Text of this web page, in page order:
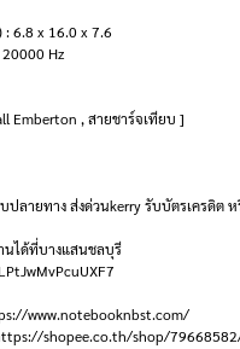
: 6.8 x 16.0 x 7.6
Hz
Emberton , สายชาร์จเทียบ ]
ปลายทาง ส่งด่วนkerry รับบัตรเครดิต
นได้ที่บางแสนชลบุรี
www.notebooknbst.com/
shopee.co.th/shop/